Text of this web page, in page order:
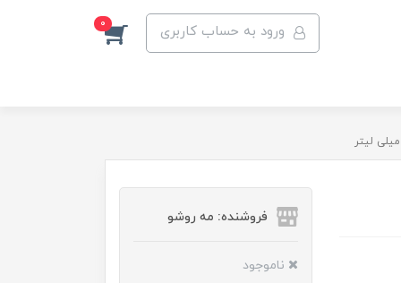
ورود به حساب کاربری 0
فروشنده: مه رو‌شو
ناموجود